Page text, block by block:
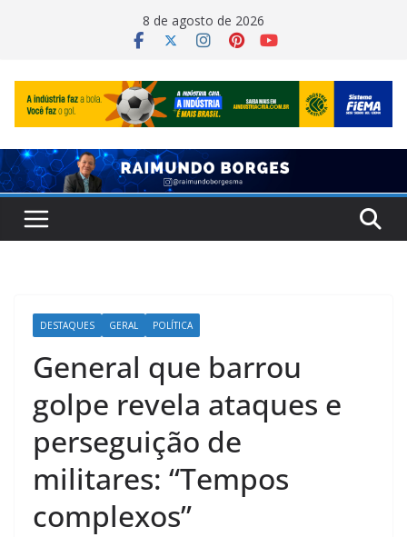
8 de agosto de 2026
DESTAQUES GERAL POLÍTICA
General que barrou
golpe revela ataques e
perseguição de
militares: “Tempos
complexos”